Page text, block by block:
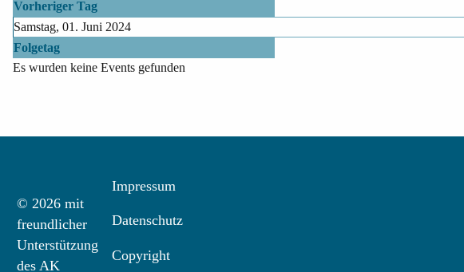
Vorheriger Tag
Samstag, 01. Juni 2024
Folgetag
Es wurden keine Events gefunden
© 2026 mit
freundlicher
Unterstützung
des AK
Impressum
Datenschutz
Copyright